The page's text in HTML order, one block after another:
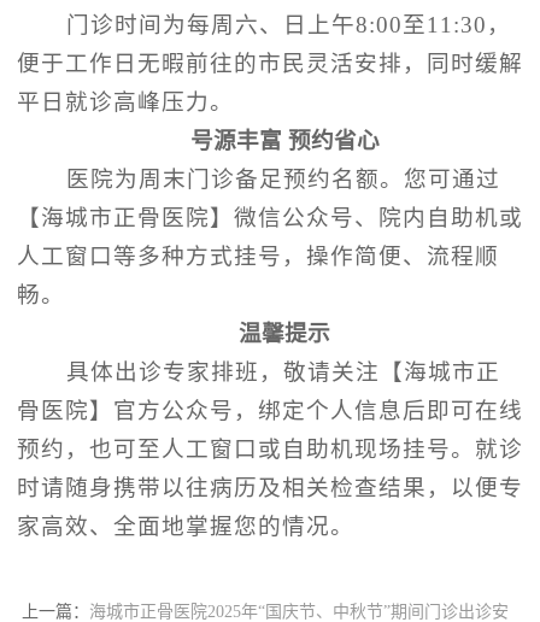
门诊时间为每周六、日上午8:00至11:30，
便于工作日无暇前往的市民灵活安排，同时缓解
平日就诊高峰压力。
号源丰富 预约省心
医院为周末门诊备足预约名额。您可通过
【海城市正骨医院】微信公众号、院内自助机或
人工窗口等多种方式挂号，操作简便、流程顺
畅。
温馨提示
具体出诊专家排班，敬请关注【海城市正
骨医院】官方公众号，绑定个人信息后即可在线
预约，也可至人工窗口或自助机现场挂号。就诊
时请随身携带以往病历及相关检查结果，以便专
家高效、全面地掌握您的情况。
上一篇： 海城市正骨医院2025年“国庆节、中秋节”期间门诊出诊安